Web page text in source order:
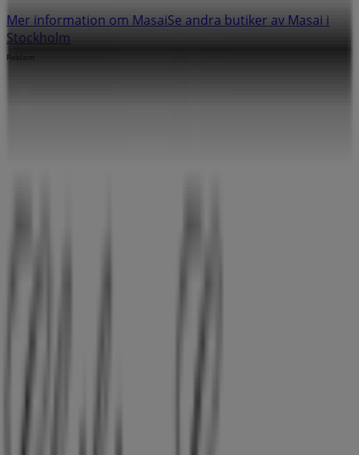
Mer information om MasaiSe andra butiker av Masai i
Stockholm
Reklam